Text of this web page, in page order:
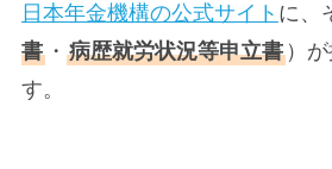
日本年金機構の公式サイト に、
書・ 病歴就労状況等申立書）が
す。